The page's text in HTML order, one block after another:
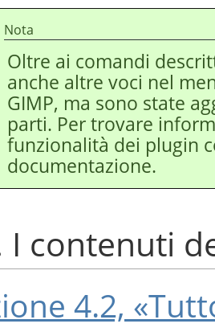
Nota
Oltre ai comandi
anche altre voci nel
GIMP, ma sono state
parti. Per trovare
funzionalità dei plugin
documentazione.
I contenuti
4.2,